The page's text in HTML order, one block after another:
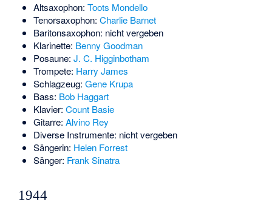
Altsaxophon: Toots Mondello
Tenorsaxophon: Charlie Barnet
Baritonsaxophon: nicht vergeben
Klarinette: Benny Goodman
Posaune: J. C. Higginbotham
Trompete: Harry James
Schlagzeug: Gene Krupa
Bass: Bob Haggart
Klavier: Count Basie
Gitarre: Alvino Rey
Diverse Instrumente: nicht vergeben
Sängerin: Helen Forrest
Sänger: Frank Sinatra
1944